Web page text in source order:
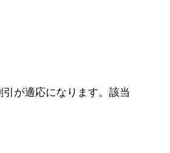
が適応になります。該当